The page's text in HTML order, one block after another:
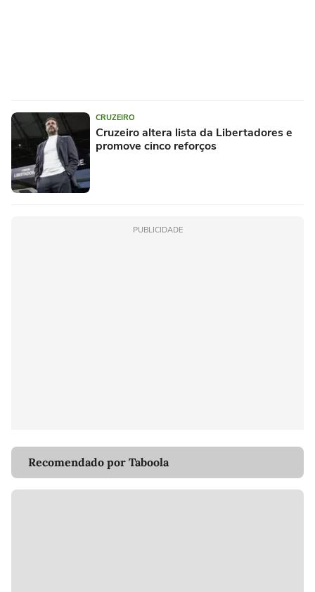
CRUZEIRO
Cruzeiro altera lista da Libertadores e
promove cinco reforços
PUBLICIDADE
Recomendado por Taboola